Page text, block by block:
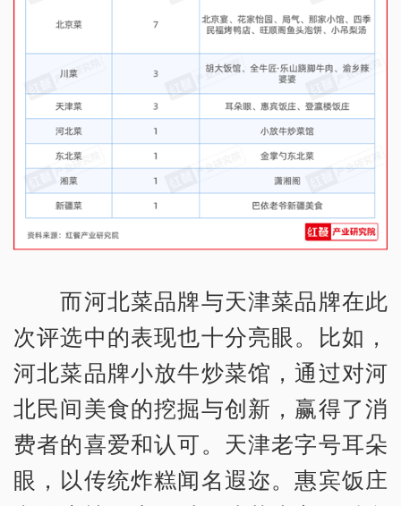
而河北菜品牌与天津菜品牌在此
次评选中的表现也十分亮眼。比如，
河北菜品牌小放牛炒菜馆，通过对河
北民间美食的挖掘与创新，赢得了消
费者的喜爱和认可。天津老字号耳朵
眼，以传统炸糕闻名遐迩。惠宾饭庄